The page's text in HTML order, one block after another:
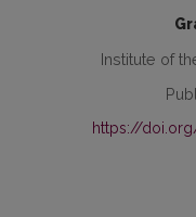
Institute of
https://